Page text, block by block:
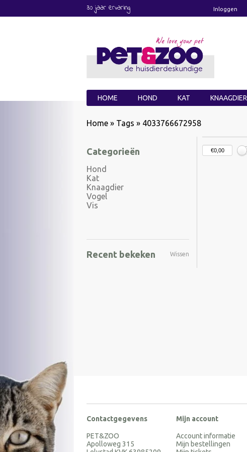
30 jaar ervaring Inloggen
HOME HOND KAT KNAAGDIER
Home » Tags » 4033766672958
Categorieën
Hond
Kat
Knaagdier
Vogel
Vis
Recent bekeken Wissen
Contactgegevens
PET&ZOO
Apolloweg 315
Mijn account
Account informatie
Mijn bestellingen